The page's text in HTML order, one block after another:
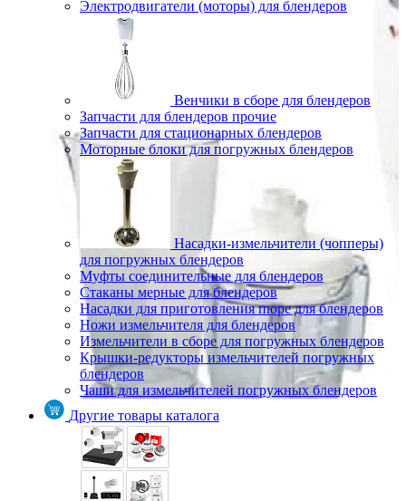
Электродвигатели (моторы) для блендеров
Венчики в сборе для блендеров
Запчасти для блендеров прочие
Запчасти для стационарных блендеров
Моторные блоки для погружных блендеров
Насадки-измельчители (чопперы)
для погружных блендеров
Муфты соединительные для блендеров
Стаканы мерные для блендеров
Насадки для приготовления пюре для блендеров
Ножи измельчителя для блендеров
Измельчители в сборе для погружных блендеров
Крышки-редукторы измельчителей погружных
блендеров
Чаши для измельчителей погружных блендеров
Другие товары каталога